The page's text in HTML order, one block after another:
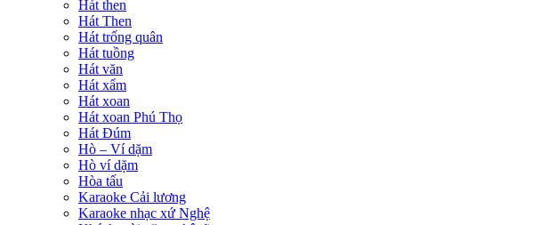
Hát then
Hát Then
Hát trống quân
Hát tuồng
Hát văn
Hát xẩm
Hát xoan
Hát xoan Phú Thọ
Hát Đúm
Hò – Ví dặm
Hò ví dặm
Hòa tấu
Karaoke Cải lương
Karaoke nhạc xứ Nghệ